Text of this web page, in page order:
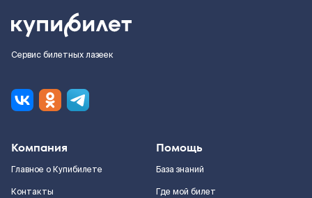
Сервис билетных лазеек
Компания
Главное о Купибилете
Контакты
Помощь
База знаний
Где мой билет